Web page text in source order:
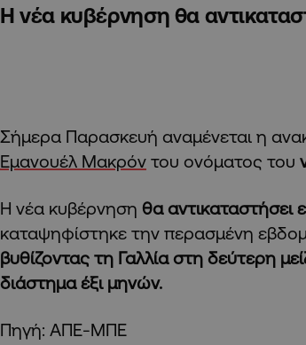
Η νέα κυβέρνηση θα
Σήμερα Παρασκευή αναμένεται η
Εμανουέλ Μακρόν του ονόματος του
Η νέα κυβέρνηση θα αντικαταστήσει
καταψηφίστηκε την περασμένη
βυθίζοντας τη Γαλλία στη δεύτερη
διάστημα έξι μηνών.
Πηγή: ΑΠΕ-ΜΠΕ